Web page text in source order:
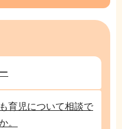
育児について相談で
。